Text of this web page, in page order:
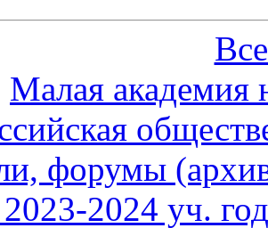
Малая академия
форумы
2024 уч.